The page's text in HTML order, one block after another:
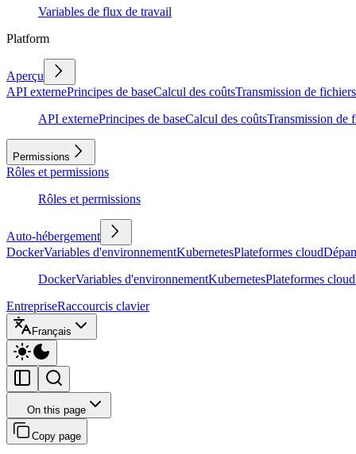
Variables de flux de travail
Platform
Aperçu
API externePrincipes de baseCalcul des coûtsTransmission de fichiers
API externePrincipes de baseCalcul des coûtsTransmission de
Permissions
Rôles et permissions
Rôles et permissions
Auto-hébergement
DockerVariables d'environnementKubernetesPlateformes cloud
DockerVariables d'environnementKubernetesPlateformes cloud
EntrepriseRaccourcis clavier
Français
On this page
Copy page